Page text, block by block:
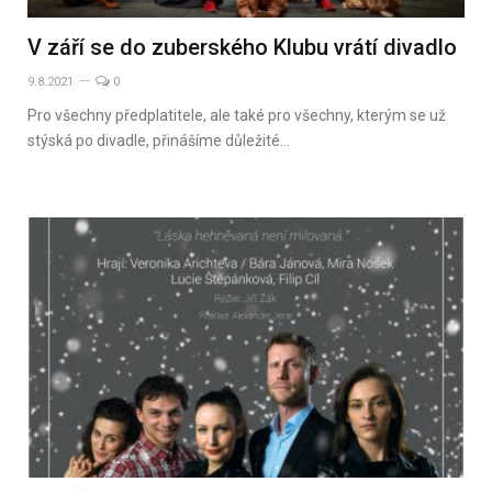
V září se do zuberského Klubu vrátí divadlo
9.8.2021 0
Pro všechny předplatitele, ale také pro všechny, kterým se už
stýská po divadle, přinášíme důležité…